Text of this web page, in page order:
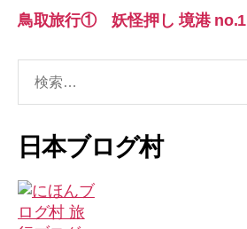
鳥取旅行① 妖怪押し 境港 no.1
象:日本ブログ村